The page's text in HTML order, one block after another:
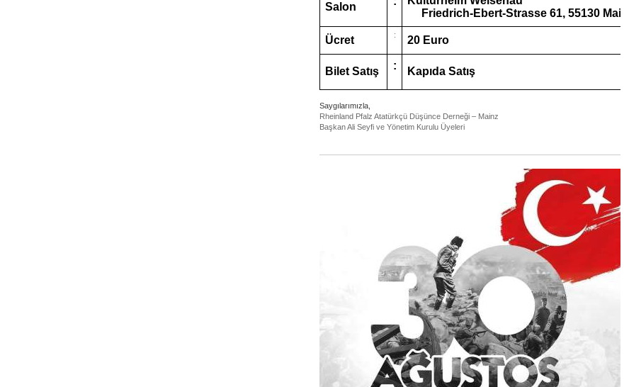
Salon
Friedrich-Ebert-Strasse 61, 55130 Mainz
Ücret : 20 Euro
Bilet Satış : Kapıda Satış
Saygılarımızla,
Rheinland Pfalz Atatürkçü Düşünce Derneği – Mainz
Başkan Ali Seyfi ve Yönetim Kurulu Üyeleri